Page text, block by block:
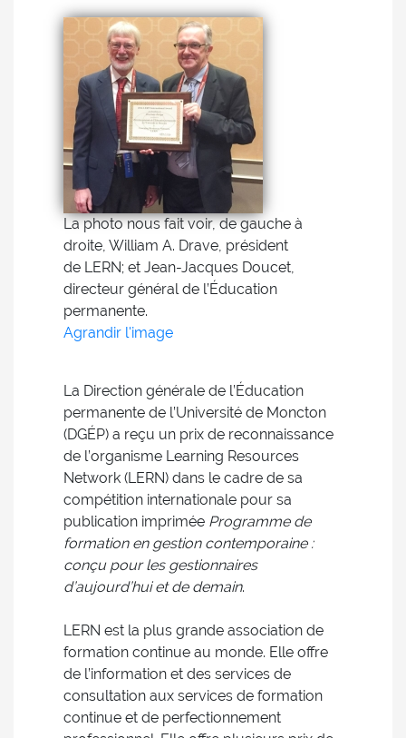
La photo nous fait voir, de gauche à
droite, William A. Drave, président
de LERN; et Jean-Jacques Doucet,
directeur général de l’Éducation
permanente.
Agrandir l'image
La Direction générale de l’Éducation
permanente de l’Université de Moncton
(DGÉP) a reçu un prix de reconnaissance
de l’organisme Learning Resources
Network (LERN) dans le cadre de sa
compétition internationale pour sa
publication imprimée Programme de
formation en gestion contemporaine :
conçu pour les gestionnaires
d’aujourd’hui et de demain.
LERN est la plus grande association de
formation continue au monde. Elle offre
de l’information et des services de
consultation aux services de formation
continue et de perfectionnement